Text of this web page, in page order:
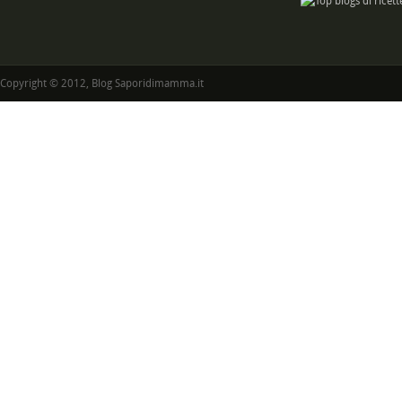
Copyright © 2012, Blog Saporidimamma.it